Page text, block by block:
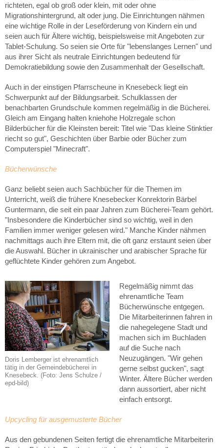
richteten, egal ob groß oder klein, mit oder ohne
Migrationshintergrund, alt oder jung. Die Einrichtungen nähmen
eine wichtige Rolle in der Leseförderung von Kindern ein und
seien auch für Ältere wichtig, beispielsweise mit Angeboten zur
Tablet-Schulung. So seien sie Orte für "lebenslanges Lernen" und
aus ihrer Sicht als neutrale Einrichtungen bedeutend für
Demokratiebildung sowie den Zusammenhalt der Gesellschaft.
Auch in der einstigen Pfarrscheune in Knesebeck liegt ein
Schwerpunkt auf der Bildungsarbeit. Schulklassen der
benachbarten Grundschule kommen regelmäßig in die Bücherei.
Gleich am Eingang halten kniehohe Holzregale schon
Bilderbücher für die Kleinsten bereit: Titel wie "Das kleine Stinktier
riecht so gut", Geschichten über Barbie oder Bücher zum
Computerspiel "Minecraft".
Bücherwünsche
Ganz beliebt seien auch Sachbücher für die Themen im
Unterricht, weiß die frühere Knesebecker Konrektorin Bärbel
Guntermann, die seit ein paar Jahren zum Bücherei-Team gehört.
"Insbesondere die Kinderbücher sind so wichtig, weil in den
Familien immer weniger gelesen wird." Manche Kinder nähmen
nachmittags auch ihre Eltern mit, die oft ganz erstaunt seien über
die Auswahl. Bücher in ukrainischer und arabischer Sprache für
geflüchtete Kinder gehören zum Angebot.
Doris Lemberger ist ehrenamtlich
tätig in der Gemeindebücherei in
Knesebeck. (Foto: Jens Schulze /
epd-bild)
Regelmäßig nimmt das
ehrenamtliche Team
Bücherwünsche entgegen.
Die Mitarbeiterinnen fahren in
die nahegelegene Stadt und
machen sich im Buchladen
auf die Suche nach
Neuzugängen. "Wir gehen
gerne selbst gucken", sagt
Winter. Ältere Bücher werden
dann aussortiert, aber nicht
einfach entsorgt.
Upcycling für ausgemusterte Bücher
Aus den gebundenen Seiten fertigt die ehrenamtliche Mitarbeiterin